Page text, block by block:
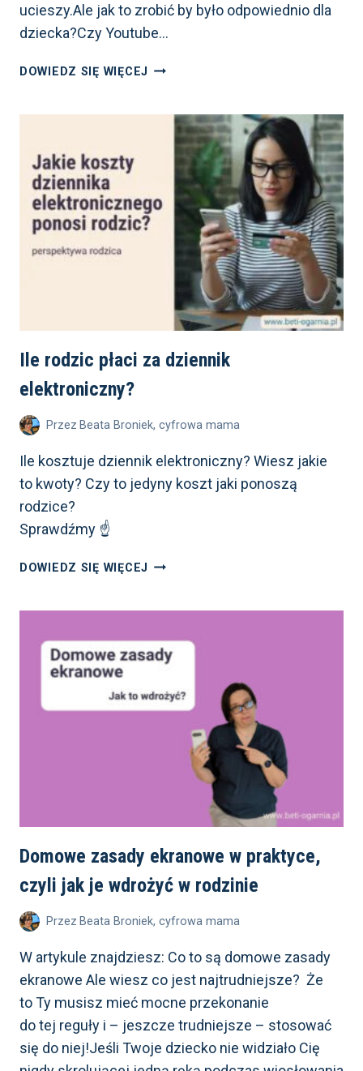
ucieszy.Ale jak to zrobić by było odpowiednio dla
dziecka?Czy Youtube…
DOWIEDZ SIĘ WIĘCEJ USTAWIENIA
DZIECI.
KOMPLETNY
PRZEWODNIK
OD MALUCHA
DO NASTOLATKA
Ile rodzic płaci za dziennik
elektroniczny?
Przez Beata Broniek, cyfrowa mama
Ile kosztuje dziennik elektroniczny? Wiesz jakie
to kwoty? Czy to jedyny koszt jaki ponoszą
rodzice?
Sprawdźmy ☝️
DOWIEDZ SIĘ WIĘCEJ ILE
ELEKTRONICZNY?
Domowe zasady ekranowe w praktyce,
czyli jak je wdrożyć w rodzinie
Przez Beata Broniek, cyfrowa mama
W artykule znajdziesz: Co to są domowe zasady
ekranowe Ale wiesz co jest najtrudniejsze? Że
to Ty musisz mieć mocne przekonanie
do tej reguły i – jeszcze trudniejsze – stosować
się do niej!Jeśli Twoje dziecko nie widziało Cię